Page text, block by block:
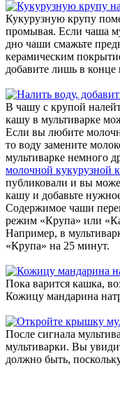
Кукурузную крупу
промывая. Если чаша
дно чаши смажьте
керамическим
добавите лишь в конце
В чашу с крупой
кашу в мультиварке
Если вы любите
то воду замените
мультиварке немного
молочной кукурузной
публиковали и вы
кашу и добавьте
Содержимое чаши
режим «Крупа» или
Например, в
«Крупа» на 25 минут.
Пока варится кашка,
Кожицу мандарина
После сигнала
мультиварки. Вы
должно быть,